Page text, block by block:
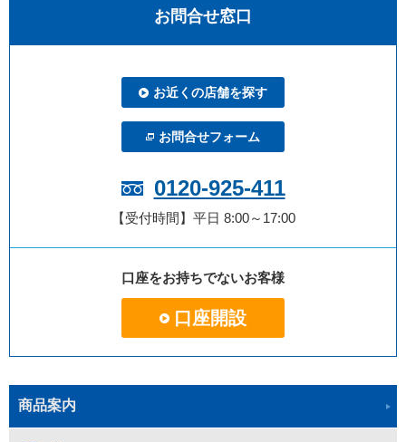
お問合せ窓口
お近くの店舗を探す
お問合せフォーム
0120-925-411
【受付時間】平日 8:00～17:00
口座をお持ちでないお客様
口座開設
商品案内